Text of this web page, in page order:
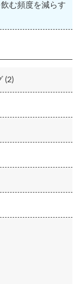
む頻度を減らす
(2)